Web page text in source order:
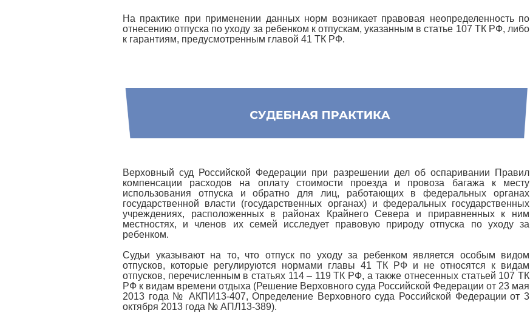
На практике при применении данных норм возникает правовая неопределенность по
отнесению отпуска по уходу за ребенком к отпускам, указанным в статье 107 ТК РФ, либо
к гарантиям, предусмотренным главой 41 ТК РФ.
Верховный суд Российской Федерации при разрешении дел об оспаривании Правил
компенсации расходов на оплату стоимости проезда и провоза багажа к месту
использования отпуска и обратно для лиц, работающих в федеральных органах
государственной власти (государственных органах) и федеральных государственных
учреждениях, расположенных в районах Крайнего Севера и приравненных к ним
местностях, и членов их семей исследует правовую природу отпуска по уходу за
ребенком.
Судьи указывают на то, что отпуск по уходу за ребенком является особым видом
отпусков, которые регулируются нормами главы 41 ТК РФ и не относятся к видам
отпусков, перечисленным в статьях 114 – 119 ТК РФ, а также отнесенных статьей 107 ТК
РФ к видам времени отдыха (Решение Верховного суда Российской Федерации от 23 мая
2013 года № АКПИ13-407, Определение Верховного суда Российской Федерации от 3
октября 2013 года № АПЛ13-389).